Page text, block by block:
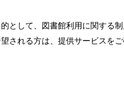
として、図書館利用に関する制
される方は、提供サービスを